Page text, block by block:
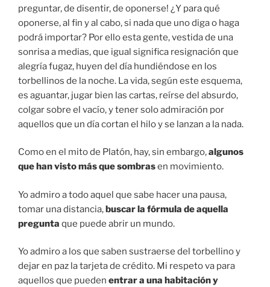
preguntar, de disentir, de oponerse! ¿Y para qué
oponerse, al fin y al cabo, si nada que uno diga o haga
podrá importar? Por ello esta gente, vestida de una
sonrisa a medias, que igual significa resignación que
alegría fugaz, huyen del día hundiéndose en los
torbellinos de la noche. La vida, según este esquema,
es aguantar, jugar bien las cartas, reírse del absurdo,
colgar sobre el vacío, y tener solo admiración por
aquellos que un día cortan el hilo y se lanzan a la nada.
Como en el mito de Platón, hay, sin embargo,algunos
que han visto más que sombrasen movimiento.
Yo admiro a todo aquel que sabe hacer una pausa,
tomar una distancia,buscar la fórmula de aquella
pregunta que puede abrir un mundo.
Yo admiro a los que saben sustraerse del torbellino y
dejar en paz la tarjeta de crédito. Mi respeto va para
aquellos que pueden entrar a una habitación y